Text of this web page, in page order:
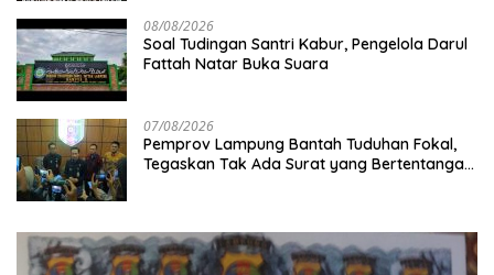
08/08/2026
Soal Tudingan Santri Kabur, Pengelola Darul
Fattah Natar Buka Suara
07/08/2026
Pemprov Lampung Bantah Tuduhan Fokal,
Tegaskan Tak Ada Surat yang Bertentangan